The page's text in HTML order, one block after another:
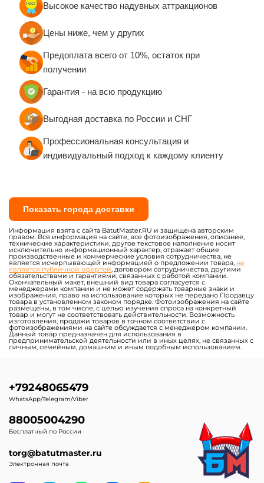
Высокое качество надувных аттракционов
Цены ниже, чем у других
Предоплата всего от 10%, остаток при
получении
Гарантия - на всю продукцию
Выгодная доставка по России и СНГ
Профессиональная консультация и
индивидуальный подход к каждому клиенту
Показать города доставки
Информация взята с сайта BatutMaster.RU и защищена авторским
правом. Вся информация на сайте, все фотоизображения, описание,
технические характеристики, другое текстовое наполнение носит
исключительно информационный характер, отражает общие
производственные и коммерческие условия сотрудничества, не
является исчерпывающей информацией о предложении товара, не
является публичной офертой, договором сотрудничества, другими
обязательствами и гарантиями, связанных с работой компании.
Окончательный макет, внешний вид товара согласуется с
менеджерами компании и не может содержать товарные знаки и
изображения, право на использование которых не передано Продавцу
товара в установленном законом порядке. Фотоизображения на сайте
размещены, в том числе, с целью изучения спроса на конкретный
товар и могут не соответствовать действительности. Возможность
изготовления, продажи товаров в точном соответствии с
фотоизображениями на сайте обсуждается с менеджером компании.
Данный товар предназначен для использования в
предпринимательской деятельности или в иных целях, не связанных с
личным, семейным, домашним и иным подобным использованием.
+79248065479
WhatsApp/Telegram/Viber
88005004290
Бесплатный по России
torg@batutmaster.ru
Электронная почта